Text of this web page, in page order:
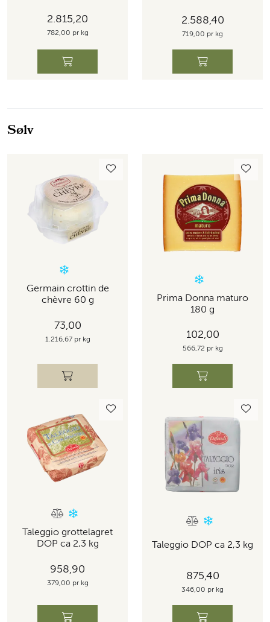
2.815,20
782,00 pr kg
2.588,40
719,00 pr kg
Sølv
Germain crottin de
chèvre 60 g
73,00
1.216,67 pr kg
Prima Donna maturo
180 g
102,00
566,72 pr kg
Taleggio grottelagret
DOP ca 2,3 kg
958,90
379,00 pr kg
Taleggio DOP ca 2,3 kg
875,40
346,00 pr kg